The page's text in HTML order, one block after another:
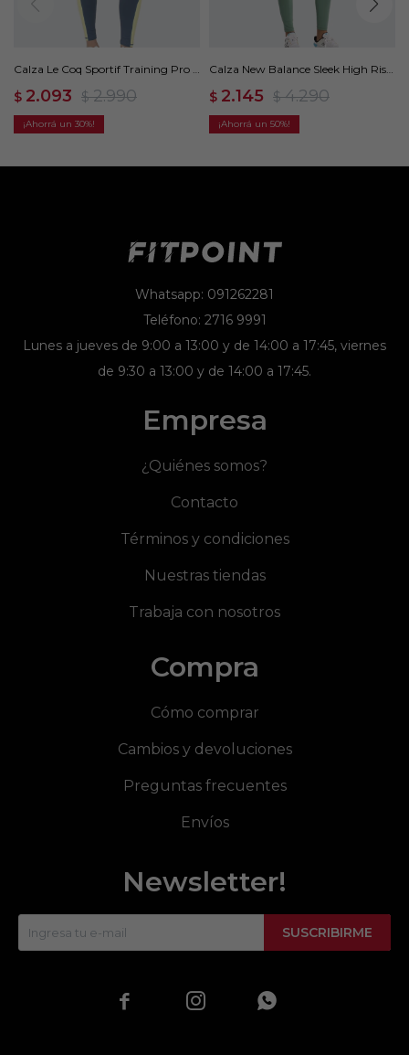
Calza Le Coq Sportif Training Pro -
$ 2.093 $ 2.990
30
Calza New Balance Sleek High Rise
$ 2.145 $ 4.290
50
Whatsapp: 091262281
Teléfono: 2716 9991
Lunes a jueves de 9:00 a 13:00 y de 14:00 a 17:45, viernes
de 9:30 a 13:00 y de 14:00 a 17:45.
Empresa
¿Quiénes somos?
Contacto
Términos y condiciones
Nuestras tiendas
Trabaja con nosotros
Compra
Cómo comprar
Cambios y devoluciones
Preguntas frecuentes
Envíos
Newsletter!
SUSCRIBIRME
  